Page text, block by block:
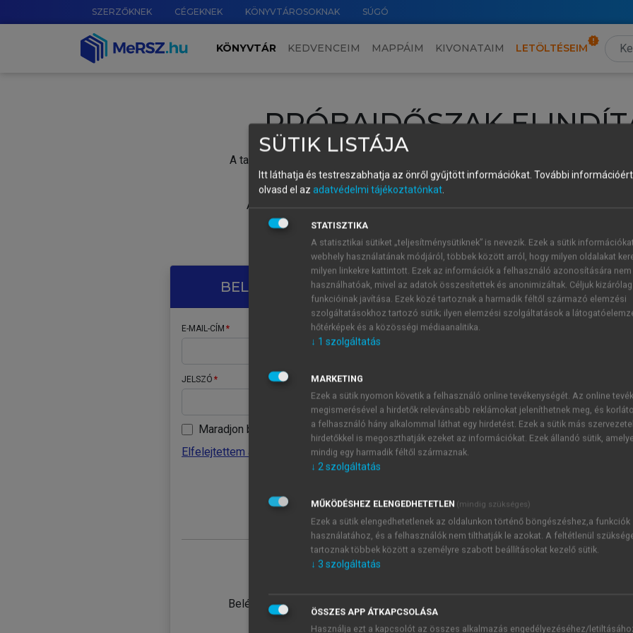
SZERZŐKNEK CÉGEKNEK KÖNYVTÁROSOKNAK SÚGÓ
KÖNYVTÁR KEDVENCEIM MAPPÁIM KIVONATAIM LETÖLTÉSEIM
PRÓBAIDŐSZAK
A tartalom megtekintéséhez lépj be a saját fiókoddal, iskolai azonosítóddal vagy
Új felhasználóként1 óra díjmentes hozzáférésrevagy
A próbaidőszak elindításához,
vagy hozz
A regisztráció után a
BELÉPÉS SAJÁT FIÓKKAL
E-MAIL-CÍM
JELSZÓ
Maradjon belépve
Elfelejtettem a jelszavamat
Belépés intézményi azonosítóval
ÚJ FIÓK
1 óra
JELSZÓ
Kérek értesítést a MeRSZ
Kérek értesítést az
SÜTIK LISTÁJA
Itt láthatja és testreszabhatja az önről gyűjtött információkat. További
olvasd el az adatvédelmi tájékoztatónkat.
STATISZTIKA
A statisztikai sütiket „teljesítménysütiknek” is nevezik. Ezek a sütik
webhely használatának módjáról, többek között arról, hogy milyen oldalakat
milyen linkekre kattintott. Ezek az információk a felhasználó azonosítására nem
használhatóak, mivel az adatok összesítettek és anonimizáltak. Céljuk
funkcióinak javítása. Ezek közé tartoznak a harmadik féltől származó elemzési
szolgáltatásokhoz tartozó sütik; ilyen elemzési szolgáltatások a
hőtérképek és a közösségi médiaanalitika.
↓ 1 szolgáltatás
MARKETING
Ezek a sütik nyomon követik a felhasználó online tevékenységét. Az online
megismerésével a hirdetők relevánsabb reklámokat jeleníthetnek meg, és
a felhasználó hány alkalommal láthat egy hirdetést. Ezek a sütik más
hirdetőkkel is megoszthatják ezeket az információkat. Ezek állandó sütik,
mindig egy harmadik féltől származnak.
↓ 2szolgáltatás
MŰKÖDÉSHEZ ELENGEDHETETLEN (mindig szükséges)
Ezek a sütik elengedhetetlenek az oldalunkon történő böngészéshez,a funkciók
használatához, és a felhasználók nem tilthatják le azokat. A feltétlenül
tartoznak többek között a személyre szabott beállításokat kezelő sütik.
↓ 3 szolgáltatás
ÖSSZES APP ÁTKAPCSOLÁSA
Használja ezt a kapcsolót az összes alkalmazás engedélyezéséhez/